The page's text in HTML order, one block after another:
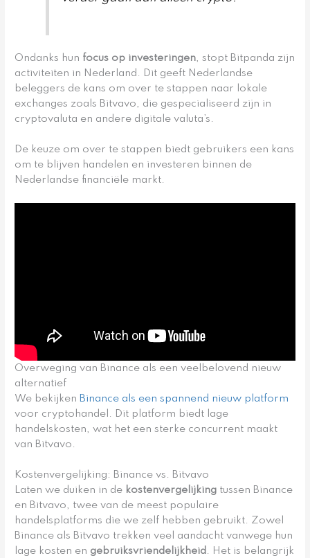
Ondanks hun focus op investeringen, stopt Bitpanda zijn
activiteiten in Nederland. Dit geeft Nederlandse
beleggers de kans om over te stappen naar lokale
exchanges zoals Bitvavo, die gespecialiseerd zijn in
cryptovaluta en andere digitale valuta’s.
De keuze om over te stappen biedt gebruikers een kans
om te blijven handelen en investeren binnen de
Nederlandse financiële markt.
Overweging van Binance als een veelbelovend nieuw
alternatief
We bekijken Binance als een spannend nieuw platform
voor cryptohandel. Dit platform biedt lage
handelskosten, wat het een sterke concurrent maakt
van Bitvavo.
Kostenvergelijking: Binance vs. Bitvavo
Laten we duiken in de kostenvergelijking tussen Binance
en Bitvavo, twee van de meest populaire
handelsplatforms die we zelf hebben gebruikt. Zowel
Binance als Bitvavo trekken veel aandacht vanwege hun
lage kosten en gebruiksvriendelijkheid. Het is belangrijk